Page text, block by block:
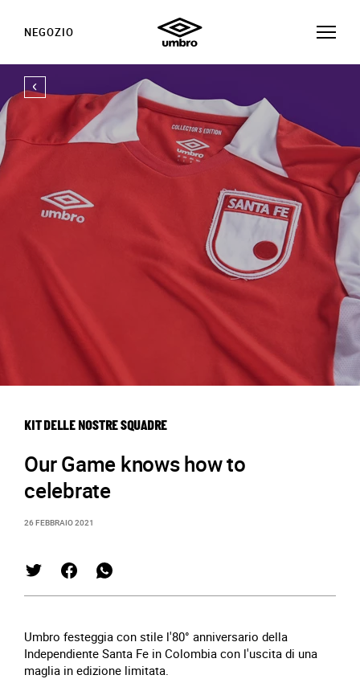
NEGOZIO
KIT DELLE NOSTRE SQUADRE
Our Game knows how to
celebrate
26 FEBBRAIO 2021
Umbro festeggia con stile l'80° anniversario della
Independiente Santa Fe in Colombia con l'uscita di una
maglia in edizione limitata.